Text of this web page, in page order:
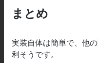
まとめ
実装自体は簡単で、他の
利そうです。